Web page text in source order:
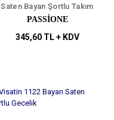
Saten Bayan Şortlu Takım
PASSİONE
345,60 TL + KDV